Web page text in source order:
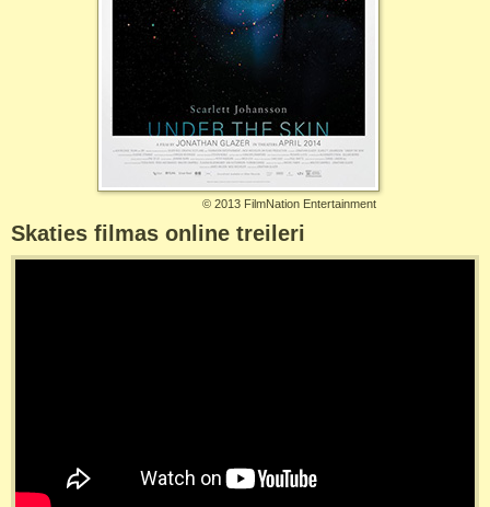
© 2013 FilmNation Entertainment
Skaties filmas online treileri